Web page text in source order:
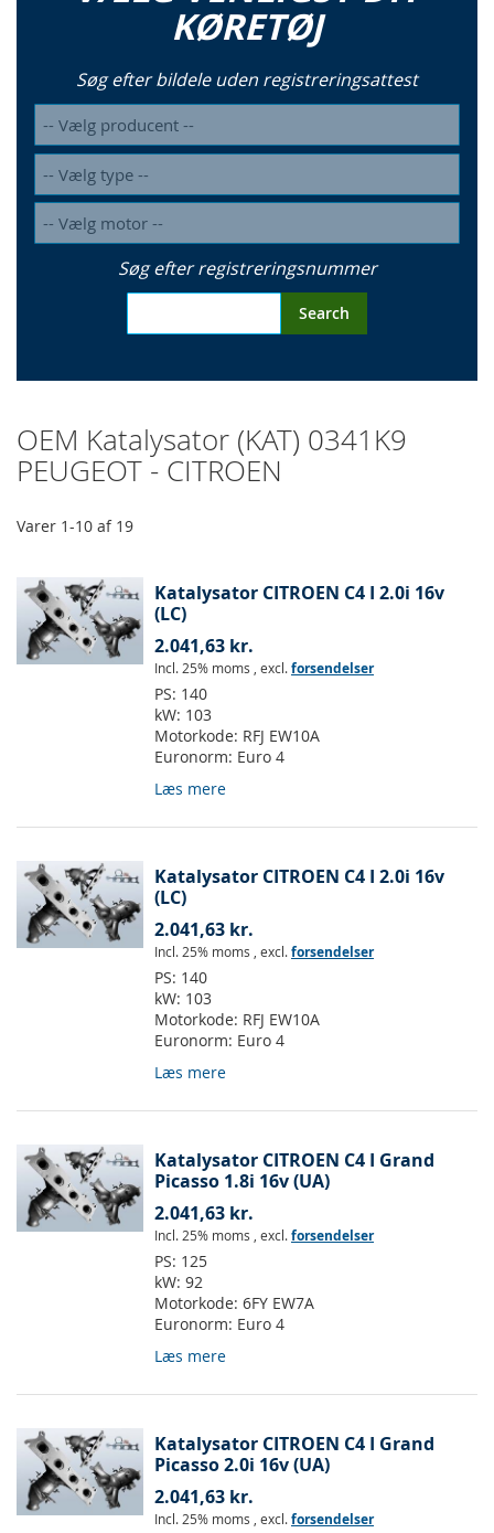
KØRETØJ
Søg efter bildele uden registreringsattest
Søg efter registreringsnummer
Search
OEM Katalysator (KAT) 0341K9
PEUGEOT - CITROEN
Varer 1-10 af 19
Katalysator CITROEN C4 I 2.0i 16v
(LC)
2.041,63 kr.
Incl. 25% moms , excl.forsendelser
PS: 140
kW: 103
Motorkode: RFJ EW10A
Euronorm: Euro 4
Læs mere
Katalysator CITROEN C4 I 2.0i 16v
(LC)
2.041,63 kr.
Incl. 25% moms , excl.forsendelser
PS: 140
kW: 103
Motorkode: RFJ EW10A
Euronorm: Euro 4
Læs mere
Katalysator CITROEN C4 I Grand
Picasso 1.8i 16v (UA)
2.041,63 kr.
Incl. 25% moms , excl.forsendelser
PS: 125
kW: 92
Motorkode: 6FY EW7A
Euronorm: Euro 4
Læs mere
Katalysator CITROEN C4 I Grand
Picasso 2.0i 16v (UA)
2.041,63 kr.
Incl. 25% moms , excl.forsendelser